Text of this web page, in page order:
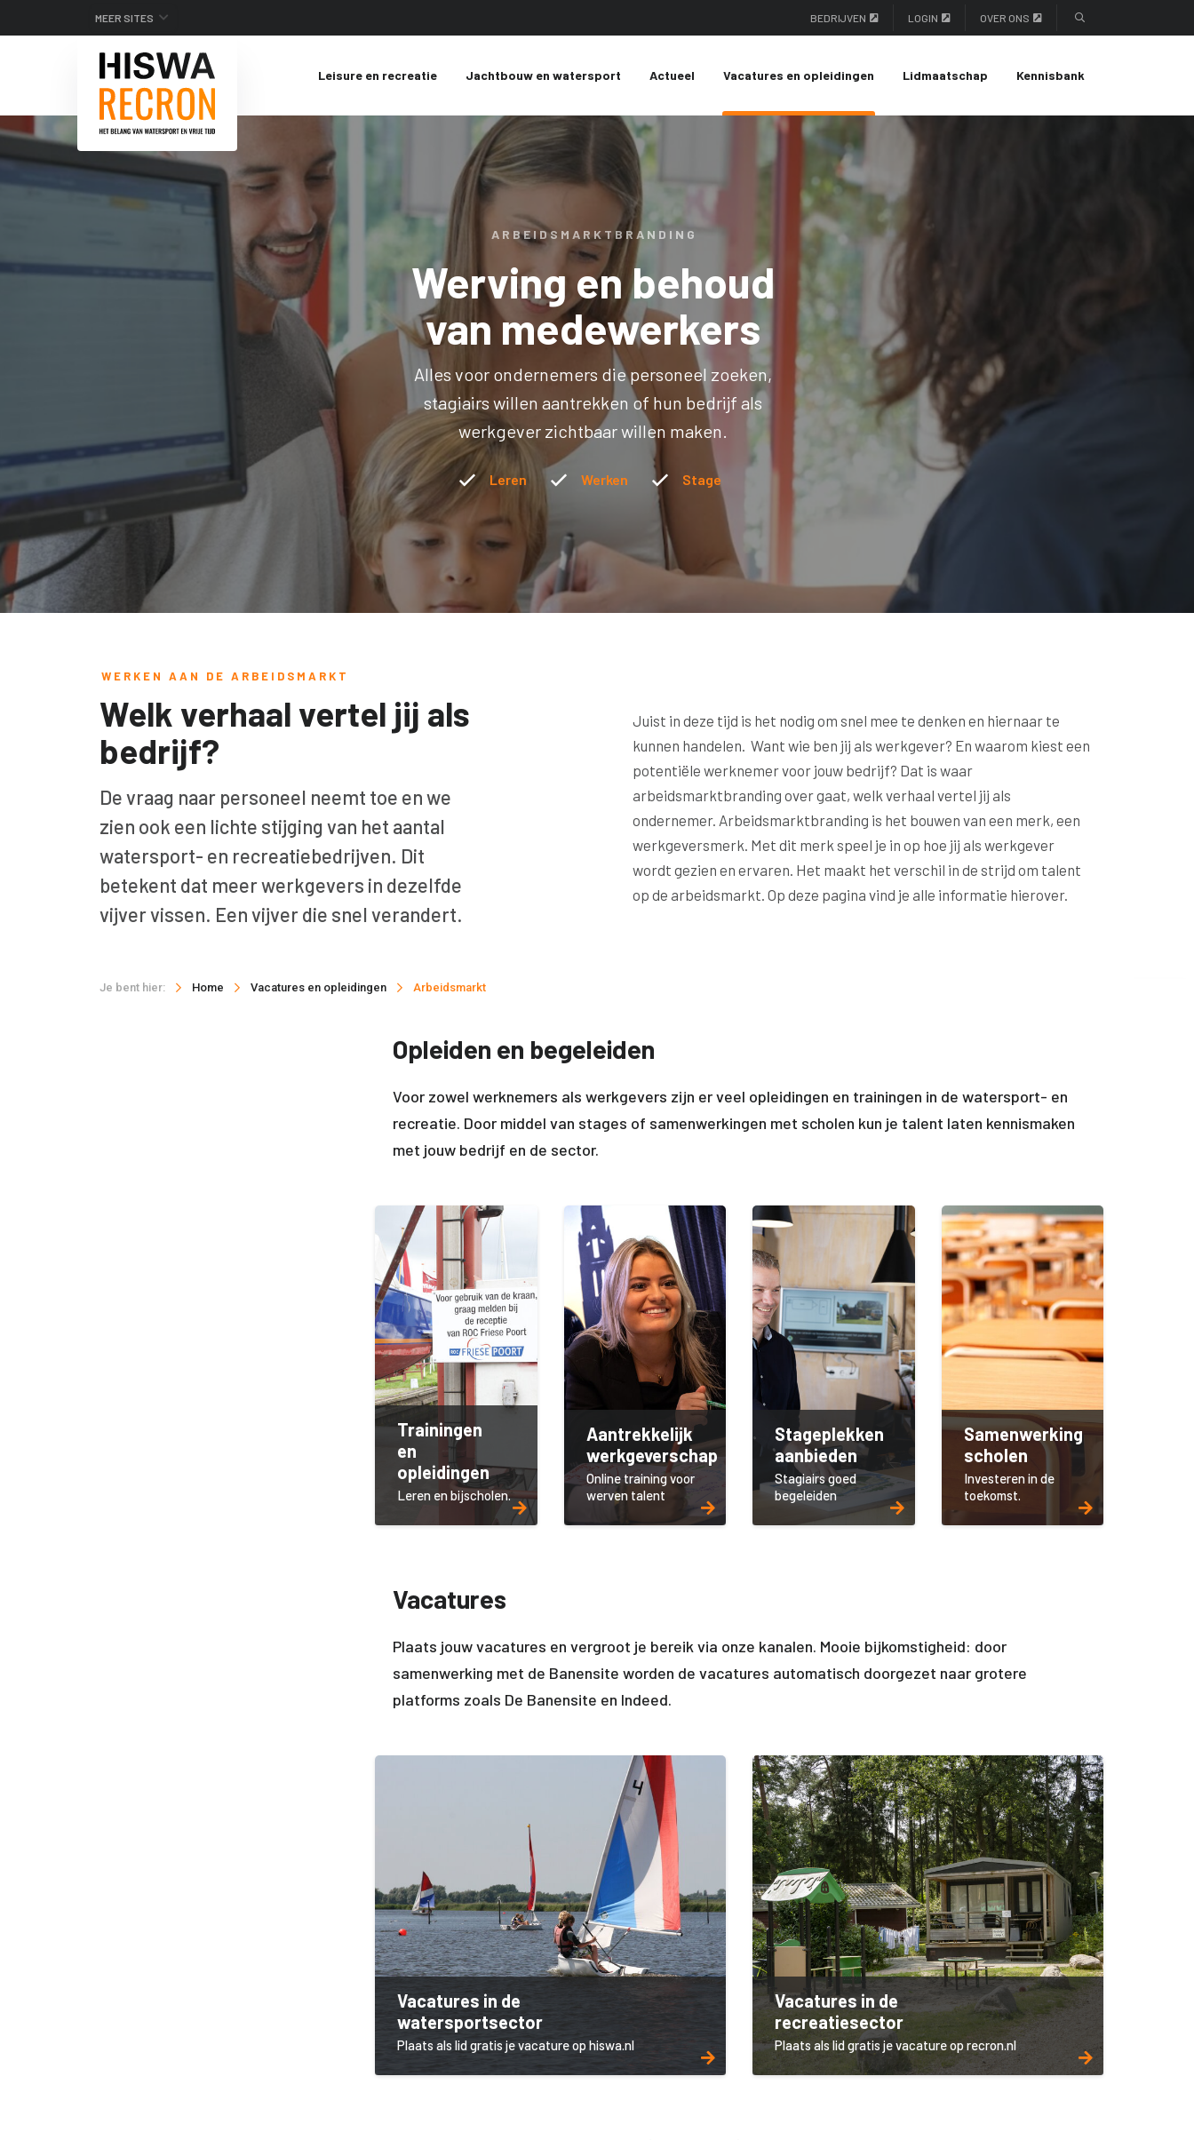
MEER SITES BEDRIJVEN LOGIN OVER ONS
Leisure en recreatie Jachtbouw en watersport Actueel Vacatures en opleidingen Lidmaatschap Kennisbank
ARBEIDSMARKTBRANDING
Werving en behoud
van medewerkers
Alles voor ondernemers die personeel zoeken,
stagiairs willen aantrekken of hun bedrijf als
werkgever zichtbaar willen maken.
Leren Werken Stage
WERKEN AAN DE ARBEIDSMARKT
Welk verhaal vertel jij als
bedrijf?
De vraag naar personeel neemt toe en we
zien ook een lichte stijging van het aantal
watersport- en recreatiebedrijven. Dit
betekent dat meer werkgevers in dezelfde
vijver vissen. Een vijver die snel verandert.
Juist in deze tijd is het nodig om snel mee te denken en hiernaar te
kunnen handelen. Want wie ben jij als werkgever? En waarom kiest een
potentiële werknemer voor jouw bedrijf? Dat is waar
arbeidsmarktbranding over gaat, welk verhaal vertel jij als
ondernemer. Arbeidsmarktbranding is het bouwen van een merk, een
werkgeversmerk. Met dit merk speel je in op hoe jij als werkgever
wordt gezien en ervaren. Het maakt het verschil in de strijd om talent
op de arbeidsmarkt. Op deze pagina vind je alle informatie hierover.
Je bent hier: Home Vacatures en opleidingen Arbeidsmarkt
Opleiden en begeleiden
Voor zowel werknemers als werkgevers zijn er veel opleidingen en trainingen in de watersport- en
recreatie. Door middel van stages of samenwerkingen met scholen kun je talent laten kennismaken
met jouw bedrijf en de sector.
Trainingen
en
opleidingen
Leren en bijscholen.
Aantrekkelijk
werkgeverschap
Online training voor
werven talent
Stageplekken
aanbieden
Stagiairs goed
begeleiden
Samenwerking
scholen
Investeren in de
toekomst.
Vacatures
Plaats jouw vacatures en vergroot je bereik via onze kanalen. Mooie bijkomstigheid: door
samenwerking met de Banensite worden de vacatures automatisch doorgezet naar grotere
platforms zoals De Banensite en Indeed.
Vacatures in de
watersportsector
Plaats als lid gratis je vacature op hiswa.nl
Vacatures in de
recreatiesector
Plaats als lid gratis je vacature op recron.nl